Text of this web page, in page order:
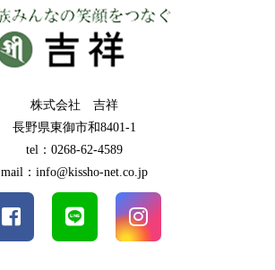
株式会社 吉祥
長野県東御市和8401-1
tel：0268-62-4589
mail：info@kissho-net.co.jp